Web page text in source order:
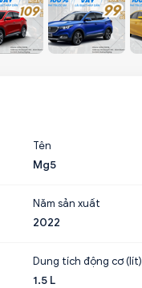
Tên
Mg5
Năm sản xuất
2022
Dung tích động cơ (lít)
1.5 L